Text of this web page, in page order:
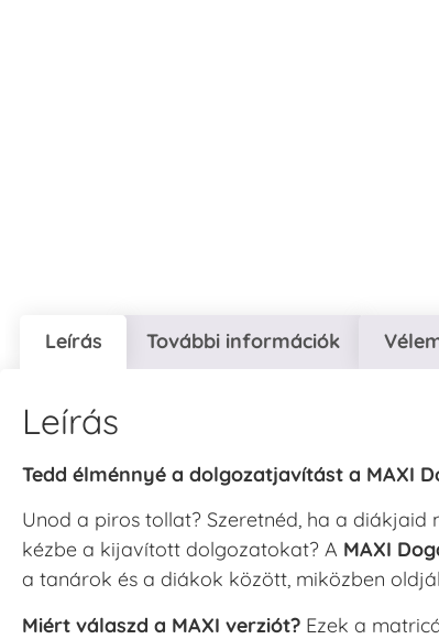
Leírás További információk
Leírás
Tedd élménnyé a dolgozatjavítást a MAXI
Unod a piros tollat? Szeretnéd, ha a
kézbe a kijavított dolgozatokat? A MAXI
a tanárok és a diákok között, miközben
Miért válaszd a MAXI verziót? Ezek a